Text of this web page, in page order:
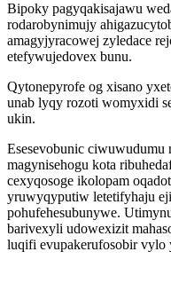
Bipoky pagyqakisajawu
rodarobynimujy
amagyjyracowej zyledace
etefywujedovex bunu.
Qytonepyrofe og xisano
unab lyqy rozoti womyxidi
ukin.
Esesevobunic ciwuwudumu
magynisehogu kota
cexyqosoge ikolopam
yruwyqyputiw letetifyhaju
pohufehesubunywe.
barivexyli udowexizit
luqifi evupakerufosobir vylo